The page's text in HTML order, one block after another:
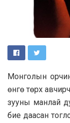
Монголын
өнгө төрх
зууны манлай
бие даасан